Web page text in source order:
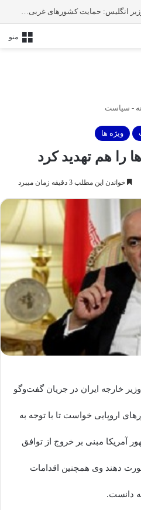
پزشکیان در تماس با نخست‌ وزیر انگلیس: حمایت کشور‌های غربی از رژیم صهیونیستی امنیت منطقه و جهان را به خطر انداخته است
منو
- سیاست
ویژه ها
را هم تهدید کرد
خواندن این مطلب 3 دقیقه زمان میبرد
خارجه ایران در جریان گفت‌وگو
اروپایی خواست تا با توجه به
آمریکا مبنی بر خروج از توافق
دهند وی همچنین اقدامات
دانست.